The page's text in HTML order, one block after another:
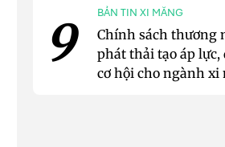
9 BẢN TIN XI MĂNG
Chính sách thương
phát thải tạo áp lực,
cơ hội cho ngành xi